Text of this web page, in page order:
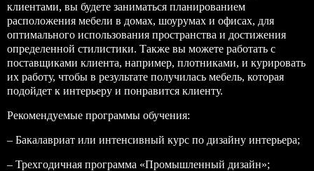
клиентами, вы будете заниматься планированием
расположения мебели в домах, шоурумах и офисах, для
оптимального использования пространства и достижения
определенной стилистики. Также вы можете работать с
поставщиками клиента, например, плотниками, и курировать
их работу, чтобы в результате получилась мебель, которая
подойдет к интерьеру и понравится клиенту.
Рекомендуемые программы обучения:
– Бакалавриат или интенсивный курс по дизайну интерьера;
– Трехгодичная программа «Промышленный дизайн»;